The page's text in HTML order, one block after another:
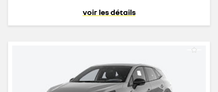
voir les détails